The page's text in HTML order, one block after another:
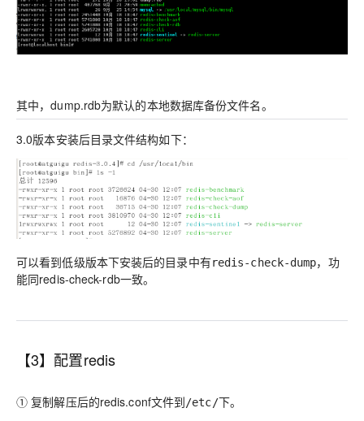
其中，dump.rdb为默认的本地数据库备份文件名。
3.0版本安装后目录文件结构如下：
可以看到低级版本下安装后的目录中有redis-check-dump，功
能同redis-check-rdb一致。
【3】配置redis
① 复制解压后的redis.conf文件到/etc/下。